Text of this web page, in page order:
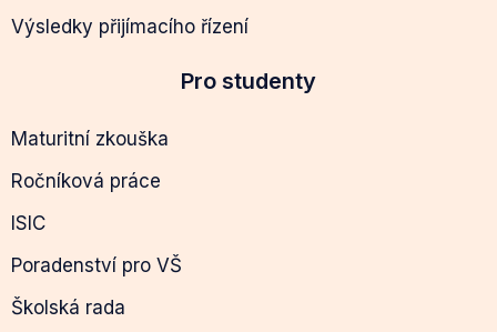
Výsledky přijímacího řízení
Pro studenty
Maturitní zkouška
Ročníková práce
ISIC
Poradenství pro VŠ
Školská rada